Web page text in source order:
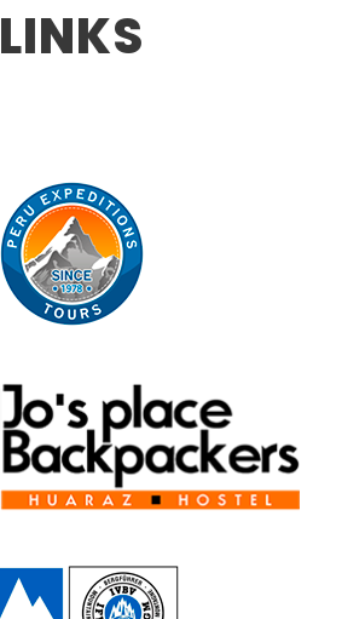
LINKS